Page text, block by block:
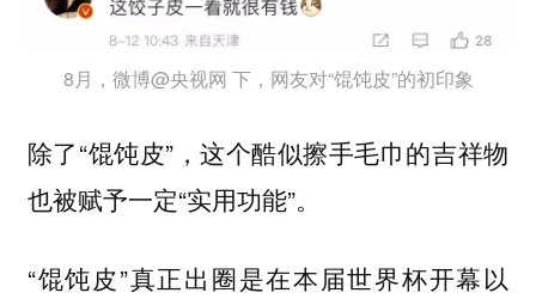
8月，微博@央视网 下，网友对“馄饨皮”的初印象
除了“馄饨皮”，这个酷似擦手毛巾的吉祥物
也被赋予一定“实用功能”。
“馄饨皮”真正出圈是在本届世界杯开幕以